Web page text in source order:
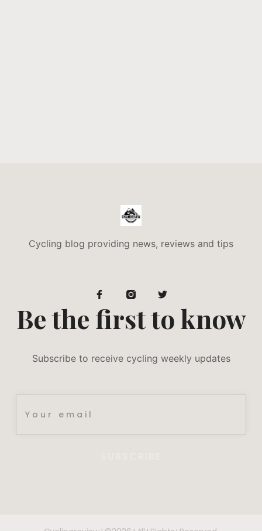
Cycling blog providing news, reviews and tips
Be the first to know
Subscribe to receive cycling weekly updates